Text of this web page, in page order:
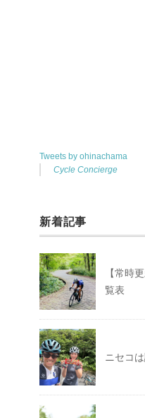
Tweets by ohinachama
Cycle Concierge
新着記事
【常時
覧表
ニセコ